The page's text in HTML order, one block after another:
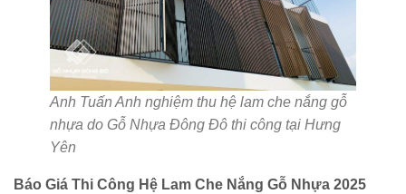
Anh Tuấn Anh nghiệm thu hệ lam che nắng gỗ
nhựa do Gỗ Nhựa Đông Đô thi công tại Hưng
Yên
Báo Giá Thi Công Hệ Lam Che Nắng Gỗ Nhựa 2025